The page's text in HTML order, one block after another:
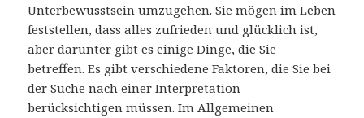
Unterbewusstsein umzugehen. Sie mögen im Leben
feststellen, dass alles zufrieden und glücklich ist,
aber darunter gibt es einige Dinge, die Sie
betreffen. Es gibt verschiedene Faktoren, die Sie bei
der Suche nach einer Interpretation
berücksichtigen müssen. Im Allgemeinen